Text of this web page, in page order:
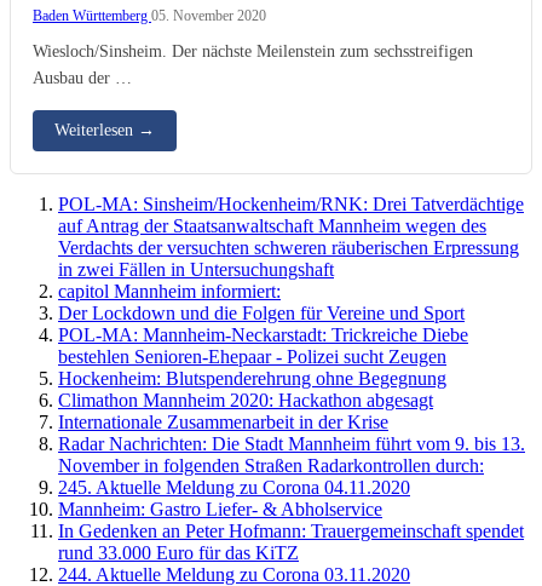
Baden Württemberg 05. November 2020
Wiesloch/Sinsheim. Der nächste Meilenstein zum sechsstreifigen
Ausbau der …
Weiterlesen →
POL-MA: Sinsheim/Hockenheim/RNK: Drei Tatverdächtige
auf Antrag der Staatsanwaltschaft Mannheim wegen des
Verdachts der versuchten schweren räuberischen Erpressung
in zwei Fällen in Untersuchungshaft
capitol Mannheim informiert:
Der Lockdown und die Folgen für Vereine und Sport
POL-MA: Mannheim-Neckarstadt: Trickreiche Diebe
bestehlen Senioren-Ehepaar - Polizei sucht Zeugen
Hockenheim: Blutspenderehrung ohne Begegnung
Climathon Mannheim 2020: Hackathon abgesagt
Internationale Zusammenarbeit in der Krise
Radar Nachrichten: Die Stadt Mannheim führt vom 9. bis 13.
November in folgenden Straßen Radarkontrollen durch:
245. Aktuelle Meldung zu Corona 04.11.2020
Mannheim: Gastro Liefer- & Abholservice
In Gedenken an Peter Hofmann: Trauergemeinschaft spendet
rund 33.000 Euro für das KiTZ
244. Aktuelle Meldung zu Corona 03.11.2020